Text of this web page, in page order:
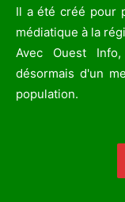
Il a été créé pour
médiatique à la
Avec Ouest
désormais d'un
population.